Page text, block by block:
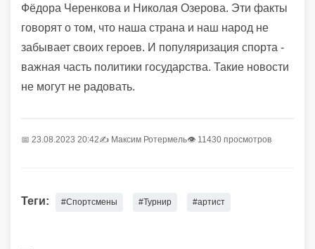
Фёдора Черенкова и Николая Озерова. Эти факты
говорят о том, что наша страна и наш народ не
забывает своих героев. И популяризация спорта -
важная часть политики государства. Такие новости
не могут не радовать.
📅 23.08.2023 20:42✍️ Максим Ротермель👁 11430 просмотров
Теги: #Спортсмены #Турнир #артист